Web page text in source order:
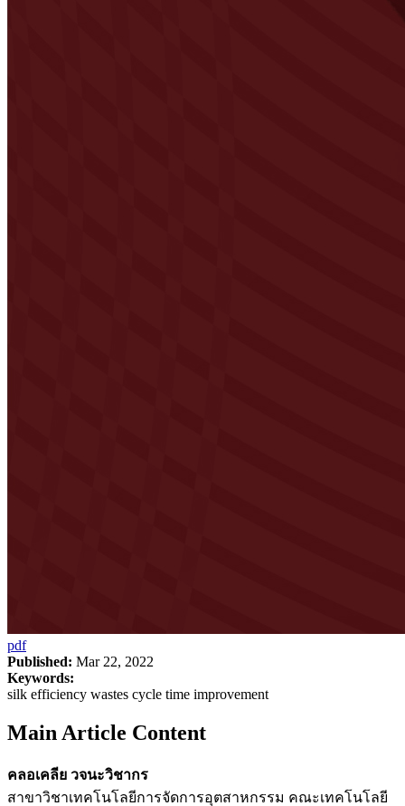
pdf
Published: Mar 22, 2022
Keywords:
silk efficiency wastes cycle time improvement
Main Article Content
คลอเคลีย วจนะวิชากร
สาขาวิชาเทคโนโลยีการจัดการอุตสาหกรรม คณะเทคโนโลยี